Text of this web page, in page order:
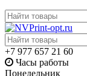
+7 977 657 21 60
Часы работы
Понедельник